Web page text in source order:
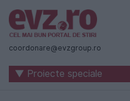
Știri
naționale
internaționale
coordonare@evzgroup.ro
▼ Proiecte speciale